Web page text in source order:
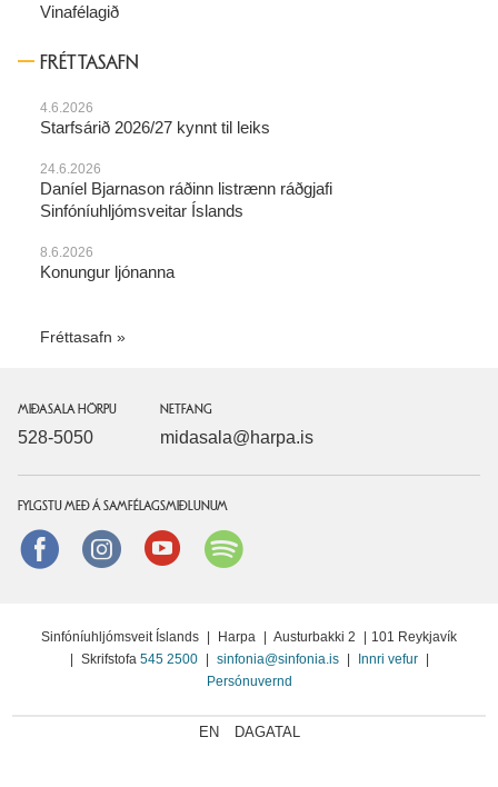
Vinafélagið
FRÉTTASAFN
4.6.2026
Starfsárið 2026/27 kynnt til leiks
24.6.2026
Daníel Bjarnason ráðinn listrænn ráðgjafi
Sinfóníuhljómsveitar Íslands
8.6.2026
Konungur ljónanna
Fréttasafn
MIÐASALA HÖRPU
528-5050
NETFANG
midasala@harpa.is
FYLGSTU MEÐ Á SAMFÉLAGSMIÐLUNUM
FacebookinstagramYoutube
Sinfóníuhljómsveit Íslands | Harpa | Austurbakki 2 | 101 Reykjavík
| Skrifstofa 545 2500 | sinfonia@sinfonia.is | Innri vefur |
Persónuvernd
EN DAGATAL